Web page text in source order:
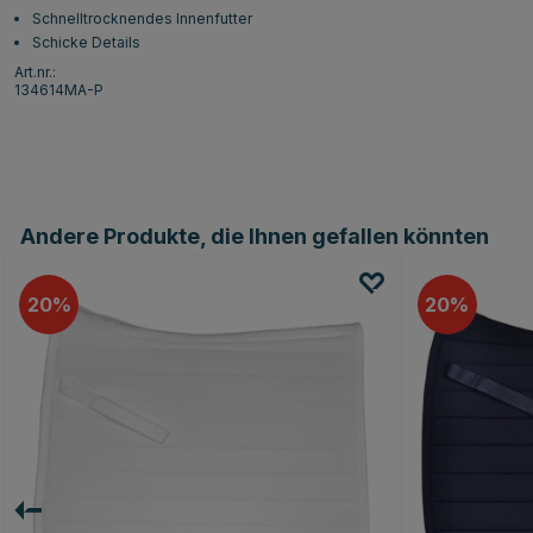
Schnelltrocknendes Innenfutter
Schicke Details
Art.nr.:
134614MA-P
Andere Produkte, die Ihnen gefallen könnten
20 20